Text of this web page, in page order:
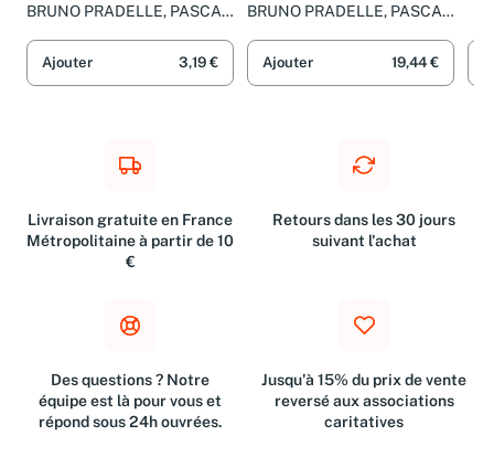
BRUNO PRADELLE, PASCAL
Ajouter 3,19 €
BRUNO PRADELLE, PASCAL
Ajouter 19,44 €
Livraison gratuite en France
Métropolitaine à partir de 10
€
Retours dans les 30 jours
suivant l'achat
Des questions ? Notre
équipe est là pour vous et
répond sous 24h ouvrées.
Jusqu'à 15% du prix de vente
reversé aux associations
caritatives